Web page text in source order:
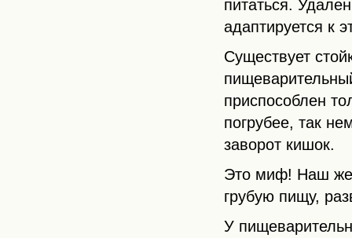
питаться.
адаптируется к
Существует
приспособлен
погрубее, так
заворот кишок.
Это миф! Наш
грубую пищу,
У